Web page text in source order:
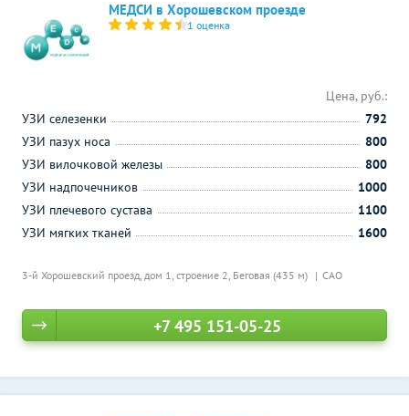
МЕДСИ в Хорошевском проезде
1 оценка
3-й Хорошевский проезд, дом 1, строение 2, Беговая (435 м) САО
Цена, руб.:
УЗИ селезенки
792
УЗИ пазух носа
800
УЗИ вилочковой железы
800
УЗИ надпочечников
1000
УЗИ плечевого сустава
1100
УЗИ мягких тканей
1600
+7 495 151-05-25